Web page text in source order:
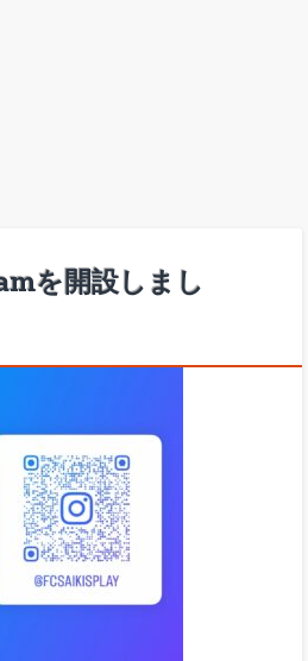
を開設しまし